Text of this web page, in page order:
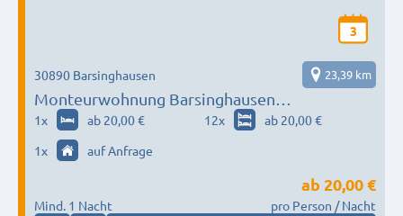
3
Monteurwohnung Barsinghausen
Miroszewska-Immobilien
30890 Barsinghausen 23,39 km
1x ab 20,00 € 12x
ab 20,00 €
1x auf Anfrage
Mind. 1 Nacht
ab 20,00 €
pro Person / Nacht